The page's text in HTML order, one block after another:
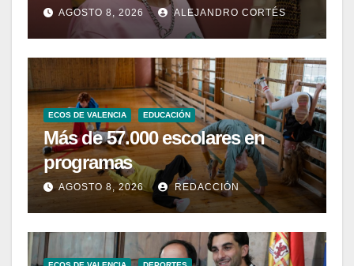
valencianos es de los
valencianos»
AGOSTO 8, 2026 ALEJANDRO CORTÉS
ECOS DE VALENCIA EDUCACIÓN
Más de 57.000 escolares en
programas
AGOSTO 8, 2026 REDACCIÓN